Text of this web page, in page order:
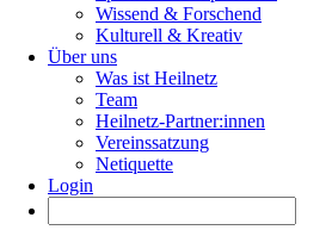
Wissend & Forschend
Kulturell & Kreativ
Über uns
Was ist Heilnetz
Team
Heilnetz-Partner:innen
Vereinssatzung
Netiquette
Login